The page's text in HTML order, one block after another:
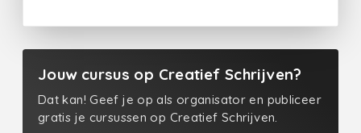
Jouw cursus op Creatief Schrijven?
Dat kan! Geef je op als organisator en publiceer
gratis je cursussen op Creatief Schrijven.